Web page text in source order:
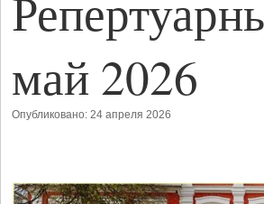
май 2026
Опубликовано: 24 апреля 2026